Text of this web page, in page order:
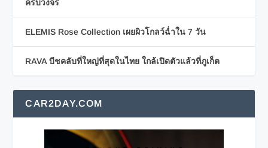
ครบวงจร
ELEMIS Rose Collection เผยผิวโกลว์ฉ่ำใน 7 วัน
RAVA บีชคลับที่ใหญ่ที่สุดในไทย ใกล้เปิดตัวแล้วที่ภูเก็ต
CAR2DAY.COM